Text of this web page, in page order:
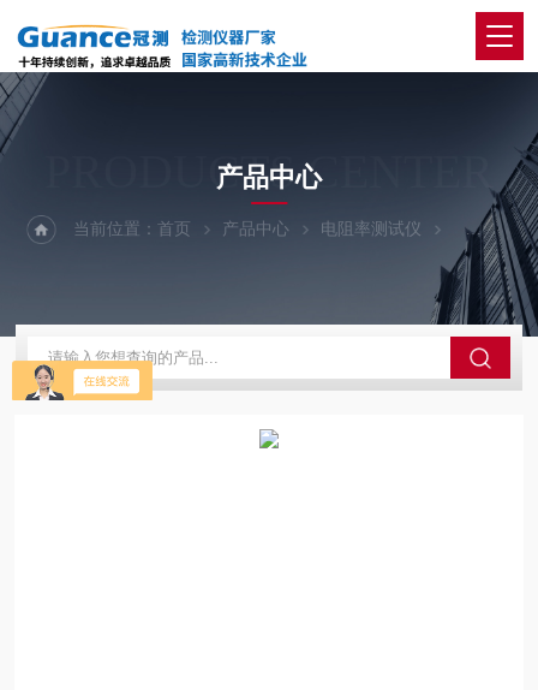
PRODUCTS CENTER
产品中心
当前位置：首页 产品中心 电阻率测试仪 210-炭块